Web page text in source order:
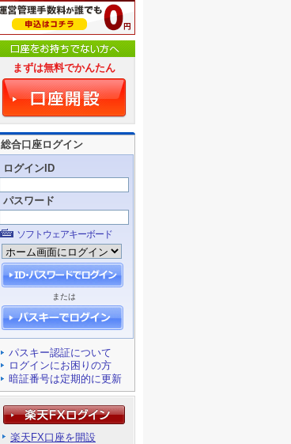
まずは無料でかんたん
総合口座ログイン
ログインID
パスワード
ソフトウェアキーボード
または
パスキー認証について
ログインにお困りの方
暗証番号は定期的に更新
楽天FX口座を開設